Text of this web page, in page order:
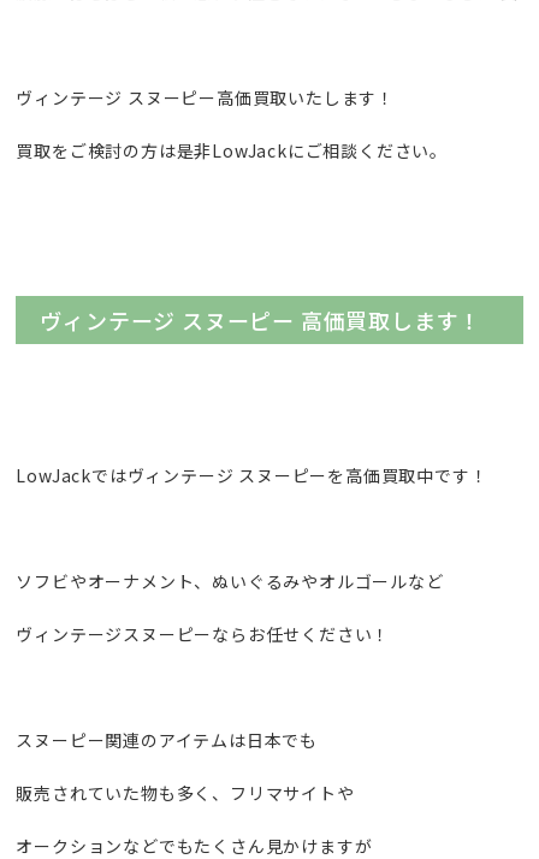
ヴィンテージ スヌーピー高価買取いたします！
買取をご検討の方は是非LowJackにご相談ください。
ヴィンテージ スヌーピー 高価買取します！
LowJackではヴィンテージ スヌーピーを高価買取中です！
ソフビやオーナメント、ぬいぐるみやオルゴールなど
ヴィンテージスヌーピーならお任せください！
スヌーピー関連のアイテムは日本でも
販売されていた物も多く、フリマサイトや
オークションなどでもたくさん見かけますが